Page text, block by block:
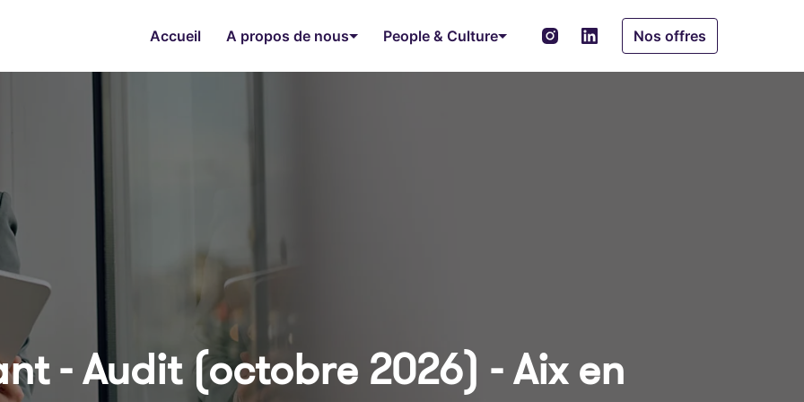
Accueil A propos de nous People & Culture Nos offres
- Audit (octobre 2026) - Aix en